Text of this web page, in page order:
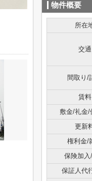
物件概要
所在
交通
間取り/
賃料
敷金/礼金/
更新
権利金/
保険加入
保証人代